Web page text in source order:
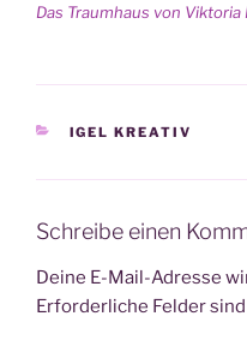
Das Traum­haus von Vik­to­ria
KATEGORIEN
IGEL KREATIV
Schreibe einen
Deine E-Mail-Adresse
Erforderliche Felder